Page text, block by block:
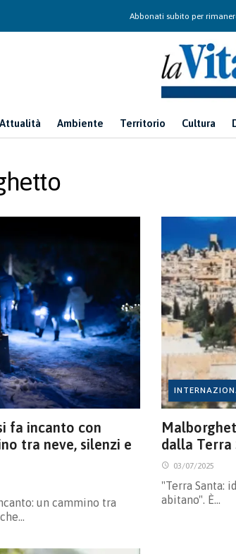
Abbonati subito per
Attualità Ambiente Territorio Cultura
fa incanto con
tra neve, silenzi e
un cammino tra
dalla Terra
03/07/2025
"Terra Santa:
abitano". È…